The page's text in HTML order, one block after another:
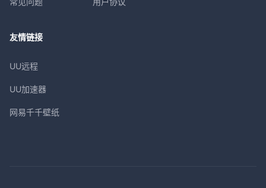
友情链接
UU远程
UU加速器
网易千千壁纸